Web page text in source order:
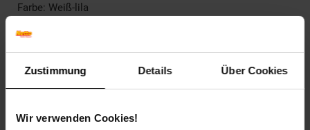
Zustimmung Details Über Cookies
Wir verwenden Cookies!
Farbe: Weiß-lila
Blütenfarbe: Weiß
Winterfarbe: Verblasst, bleibt halbschattig
Geschmack: X
Frucht: Keine Frucht
Standort und Pflege